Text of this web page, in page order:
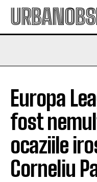
Europa
fost
ocaziile
Corneliu